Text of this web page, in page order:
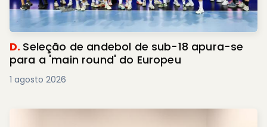
D. Seleção de andebol de sub-18 apura-se
para a 'main round' do Europeu
1 agosto 2026